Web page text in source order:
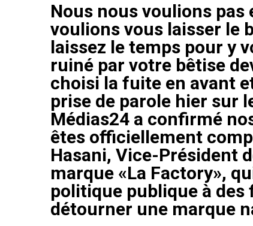
Nous nous voulions pas
voulions vous laisser le
laissez le temps pour y
ruiné par votre bêtise
choisi la fuite en avant
prise de parole hier sur
Médias24 a confirmé
êtes officiellement
Hasani, Vice-Président
marque «La Factory»,
politique publique à
détourner une marque